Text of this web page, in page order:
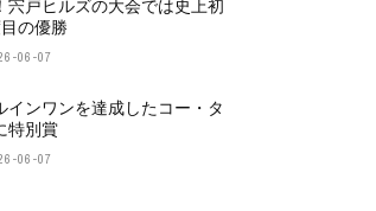
宍戸ヒルズの大会では史上初
の優勝
06-07
インワンを達成したコー・タ
特別賞
06-07